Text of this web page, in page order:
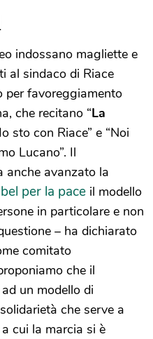
indossano magliette e
al sindaco di Riace
per favoreggiamento
che recitano “La
sto con Riace” e “Noi
Lucano”. Il
anche avanzato la
per la pace il modello
in particolare e non
– ha dichiarato
comitato
che il
un modello di
che serve a
cui la marcia si è